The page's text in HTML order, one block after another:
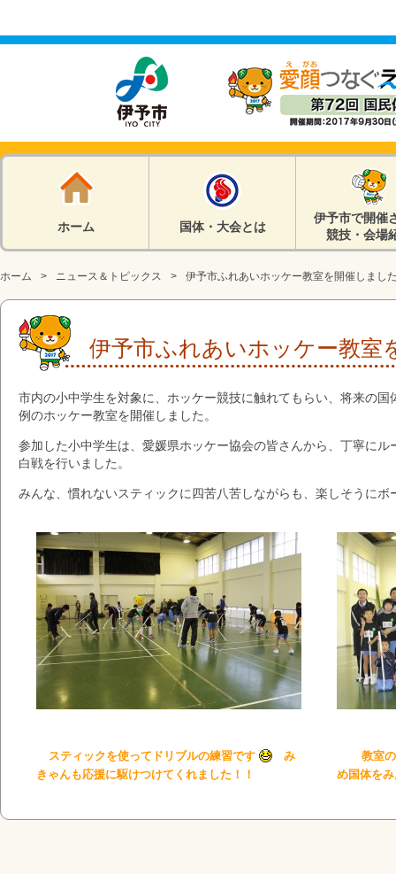
ホーム 国体・大会とは
伊予市で開催
競技・会場
ホーム ニュース＆トピックス 伊予市ふれあいホッケー教室を開催しまし
伊予市ふれあいホッケー教室
市内の小中学生を対象に、ホッケー競技に触れてもらい、将来の
例のホッケー教室を開催しました。
参加した小中学生は、愛媛県ホッケー協会の皆さんから、丁寧に
白戦を行いました。
みんな、慣れないスティックに四苦八苦しながらも、楽しそうにボ
スティックを使ってドリブルの練習です
み
きゃんも応援に駆けつけてくれました！！
教室
め国体を